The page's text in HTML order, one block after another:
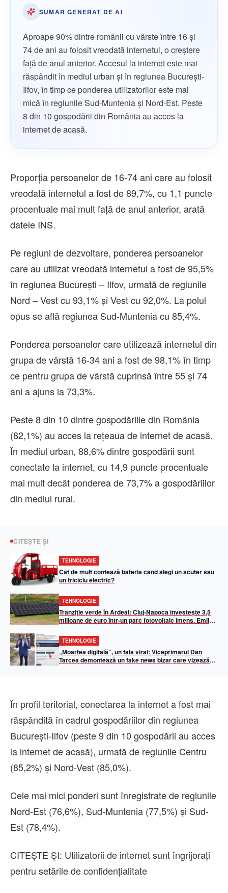
SUMAR GENERAT DE AI
Aproape 90% dintre românii cu vârste între 16 și
74 de ani au folosit vreodată internetul, o creștere
față de anul anterior. Accesul la internet este mai
răspândit în mediul urban și în regiunea București-
Ilfov, în timp ce ponderea utilizatorilor este mai
mică în regiunile Sud-Muntenia și Nord-Est. Peste
8 din 10 gospodării din România au acces la
internet de acasă.
Proporţia persoanelor de 16-74 ani care au folosit
vreodată internetul a fost de 89,7%, cu 1,1 puncte
procentuale mai mult faţă de anul anterior, arată
datele INS.
Pe regiuni de dezvoltare, ponderea persoanelor
care au utilizat vreodată internetul a fost de 95,5%
în regiunea Bucureṣti – Ilfov, urmată de regiunile
Nord – Vest cu 93,1% ṣi Vest cu 92,0%. La polul
opus se află regiunea Sud-Muntenia cu 85,4%.
Ponderea persoanelor care utilizează internetul din
grupa de vârstă 16-34 ani a fost de 98,1% în timp
ce pentru grupa de vârstă cuprinsă între 55 şi 74
ani a ajuns la 73,3%.
Peste 8 din 10 dintre gospodăriile din România
(82,1%) au acces la reţeaua de internet de acasă.
În mediul urban, 88,6% dintre gospodării sunt
conectate la internet, cu 14,9 puncte procentuale
mai mult decât ponderea de 73,7% a gospodăriilor
din mediul rural.
CITEȘTE ȘI
TEHNOLOGIE
Cât de mult contează bateria când alegi un scuter sau
un triciclu electric?
TEHNOLOGIE
Tranziție verde în Ardeal: Cluj-Napoca investește 3,5
milioane de euro într-un parc fotovoltaic imens. Emil
energie solară”
TEHNOLOGIE
„Moartea digitală”, un fals viral: Viceprimarul Dan
Tarcea demontează un fake news bizar care vizează
În profil teritorial, conectarea la internet a fost mai
răspândită în cadrul gospodăriilor din regiunea
Bucureşti-Ilfov (peste 9 din 10 gospodării au acces
la internet de acasă), urmată de regiunile Centru
(85,2%) şi Nord-Vest (85,0%).
Cele mai mici ponderi sunt înregistrate de regiunile
Nord-Est (76,6%), Sud-Muntenia (77,5%) ṣi Sud-
Est (78,4%).
CITEȘTE ȘI: Utilizatorii de internet sunt îngrijorați
pentru setările de confidențialitate